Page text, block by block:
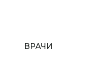
ВРАЧИ